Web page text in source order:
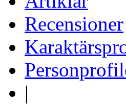
Recensioner
|